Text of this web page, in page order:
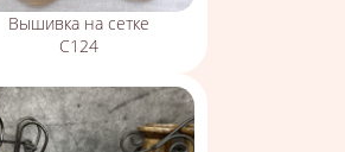
Вышивка на сетке
С124